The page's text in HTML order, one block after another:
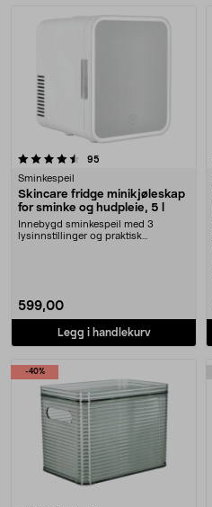
95
Sminkespeil
Skincare fridge minikjøleskap
for sminke og hudpleie, 5 l
Innebygd sminkespeil med 3
lysinnstillinger og praktisk
599,00
Legg i handlekurv
4.5 av 5 stjerner
-40%